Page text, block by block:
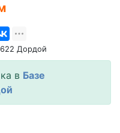
Дордой
в Базе